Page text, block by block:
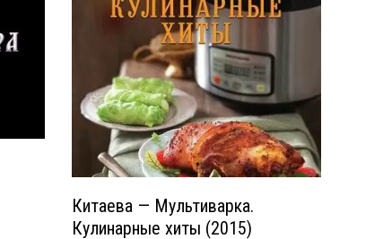
Китаева — Мультиварка.
Кулинарные хиты (2015)